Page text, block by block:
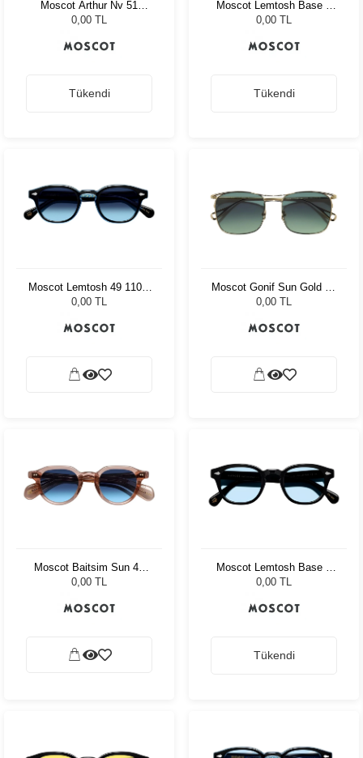
Moscot Arthur Nv 51
Charcoal Amr.Grey Fade
0,00 TL
Tükendi
Moscot Lemtosh Base 2
Sun 46 Tort Cabernet
0,00 TL
Tükendi
Moscot Lemtosh 49 110 Ii
Blue Denim Blue
0,00 TL
Moscot Gonif Sun Gold 54
Forest Wood
0,00 TL
Moscot Baitsim Sun 48
Vintage Rose Den Bl
0,00 TL
Moscot Lemtosh Base 2
Sun 49 Black Bel Air Blue
0,00 TL
Tükendi